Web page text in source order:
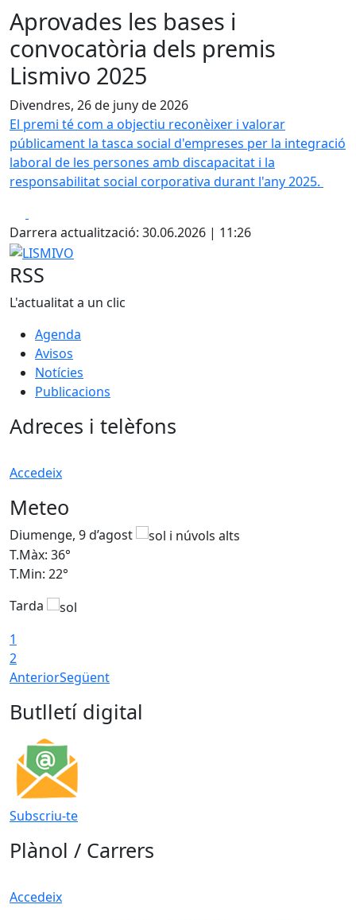
Aprovades les bases i
convocatòria dels premis
Lismivo 2025
Divendres, 26 de juny de 2026
El premi té com a objectiu reconèixer i valorar
públicament la tasca social d'empreses per la integració
laboral de les persones amb discapacitat i la
responsabilitat social corporativa durant l'any 2025.
Darrera actualització: 30.06.2026 | 11:26
LISMIVO
RSS
L'actualitat a un clic
Agenda
Avisos
Notícies
Publicacions
Adreces i telèfons
Accedeix
Meteo
Diumenge, 9 d’agost
T.Màx: 36°
T.Min: 22°
Tarda
1
2
AnteriorSegüent
Butlletí digital
Subscriu-te
Plànol / Carrers
Accedeix